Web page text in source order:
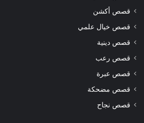
قصص أكشن
قصص خيال علمي
قصص دينية
قصص رعب
قصص عبرة
قصص مضحكة
قصص نجاح